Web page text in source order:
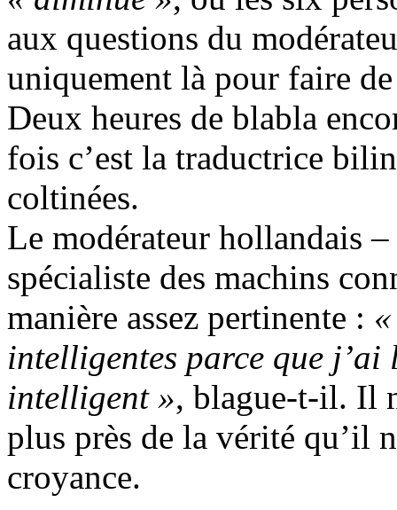
aux questions du
uniquement là pour faire
Deux heures de blabla
fois c’est la traductrice
coltinées.
Le modérateur hollandais
spécialiste des machins
manière assez pertinente :
intelligentes parce que j’ai
intelligent », blague-t-il. Il
plus près de la vérité qu’il
croyance.